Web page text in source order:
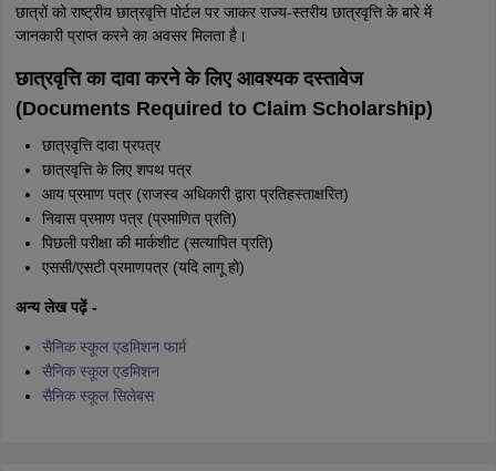
छात्रों को राष्ट्रीय छात्रवृत्ति पोर्टल पर जाकर राज्य-स्तरीय छात्रवृत्ति के बारे में
जानकारी प्राप्त करने का अवसर मिलता है।
छात्रवृत्ति का दावा करने के लिए आवश्यक दस्तावेज
(Documents Required to Claim Scholarship)
छात्रवृत्ति दावा प्रपत्र
छात्रवृत्ति के लिए शपथ पत्र
आय प्रमाण पत्र (राजस्व अधिकारी द्वारा प्रतिहस्ताक्षरित)
निवास प्रमाण पत्र (प्रमाणित प्रति)
पिछली परीक्षा की मार्कशीट (सत्यापित प्रति)
एससी/एसटी प्रमाणपत्र (यदि लागू हो)
अन्य लेख पढ़ें -
सैनिक स्कूल एडमिशन फार्म
सैनिक स्कूल एडमिशन
सैनिक स्कूल सिलेबस